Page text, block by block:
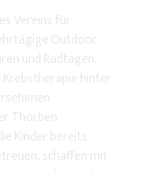
Vereins für
Outdoor
und Radtagen.
Krebstherapie hinter
Thorben
Kinder bereits
schaffen mit